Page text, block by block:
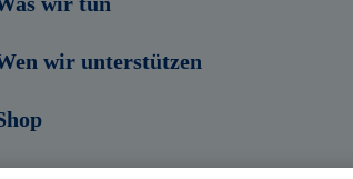
wir unterstützen